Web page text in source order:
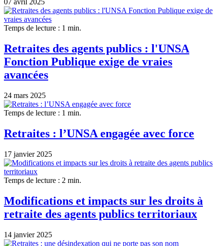
07 avril 2025
Temps de lecture : 1 min.
Retraites des agents publics : l'UNSA
Fonction Publique exige de vraies
avancées
24 mars 2025
Temps de lecture : 1 min.
Retraites : l’UNSA engagée avec force
17 janvier 2025
Temps de lecture : 2 min.
Modifications et impacts sur les droits à
retraite des agents publics territoriaux
14 janvier 2025